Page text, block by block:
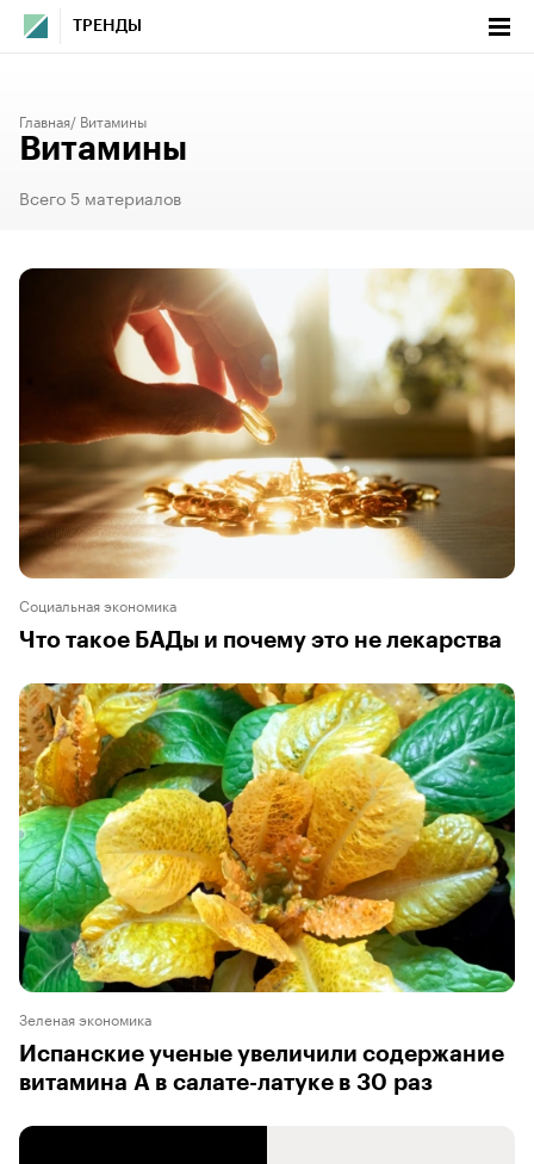
ТРЕНДЫ
Главная Витамины
Витамины
Всего 5 материалов
Социальная экономика
Что такое БАДы и почему это не лекарства
Зеленая экономика
Испанские ученые увеличили содержание
витамина А в салате-латуке в 30 раз